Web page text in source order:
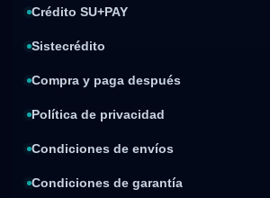
Crédito SU+PAY
Sistecrédito
Compra y paga después
Política de privacidad
Condiciones de envíos
Condiciones de garantía